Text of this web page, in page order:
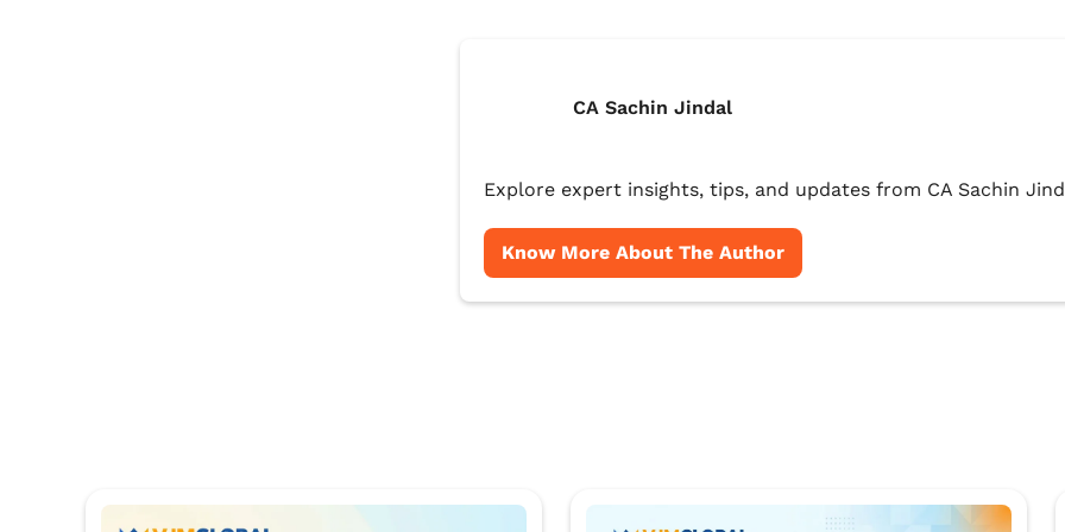
CA Sachin Jindal
Explore expert insights, tips, and updates from CA Sachin
Know More About The Author